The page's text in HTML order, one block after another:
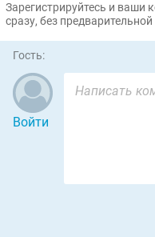
Зарегистрируйтесь и ваши
сразу, без
Гость:
Войти